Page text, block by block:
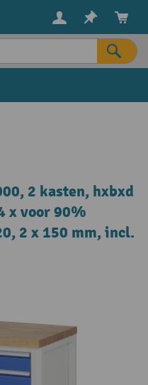
2 kasten, hxbxd
x voor 90%
2 x 150 mm, incl.